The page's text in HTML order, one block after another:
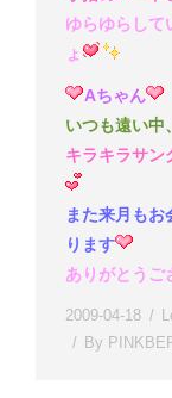
ゆらゆらして
ょ
Aちゃん
いつも遠い中
キラキラサン
また来月も
ります
ありがとうご
2009-04-18
By